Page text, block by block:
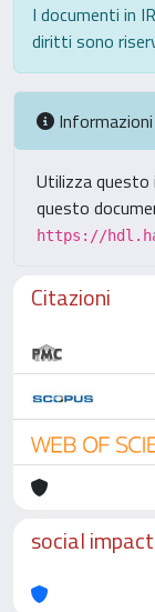
I documenti in
diritti sono
Informazioni
Utilizza questo
questo
https://
Citazioni
social impact